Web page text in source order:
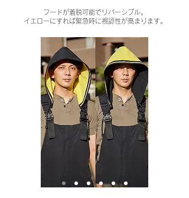
フードが着脱可能でリバーシブル。
​イエローにすれば緊急時に視認性が高まります。